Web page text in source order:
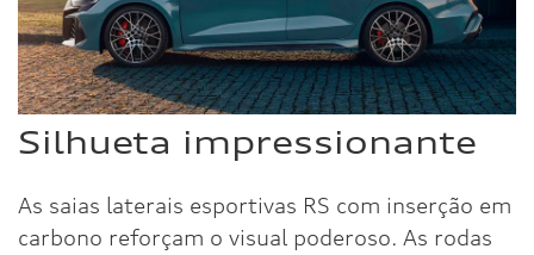
Silhueta impressionante
As saias laterais esportivas RS com inserção em
carbono reforçam o visual poderoso. As rodas